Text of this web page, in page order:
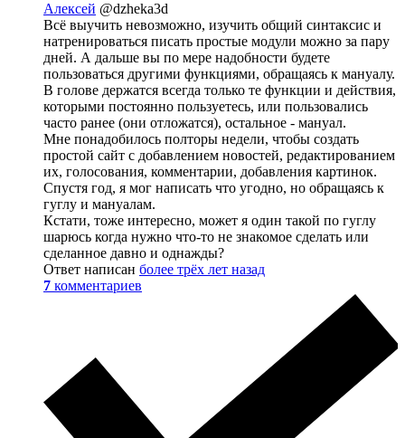
Алексей @dzheka3d
Всё выучить невозможно, изучить общий синтаксис и
натренироваться писать простые модули можно за пару
дней. А дальше вы по мере надобности будете
пользоваться другими функциями, обращаясь к мануалу.
В голове держатся всегда только те функции и действия,
которыми постоянно пользуетесь, или пользовались
часто ранее (они отложатся), остальное - мануал.
Мне понадобилось полторы недели, чтобы создать
простой сайт с добавлением новостей, редактированием
их, голосования, комментарии, добавления картинок.
Спустя год, я мог написать что угодно, но обращаясь к
гуглу и мануалам.
Кстати, тоже интересно, может я один такой по гуглу
шарюсь когда нужно что-то не знакомое сделать или
сделанное давно и однажды?
Ответ написан более трёх лет назад
7 комментариев